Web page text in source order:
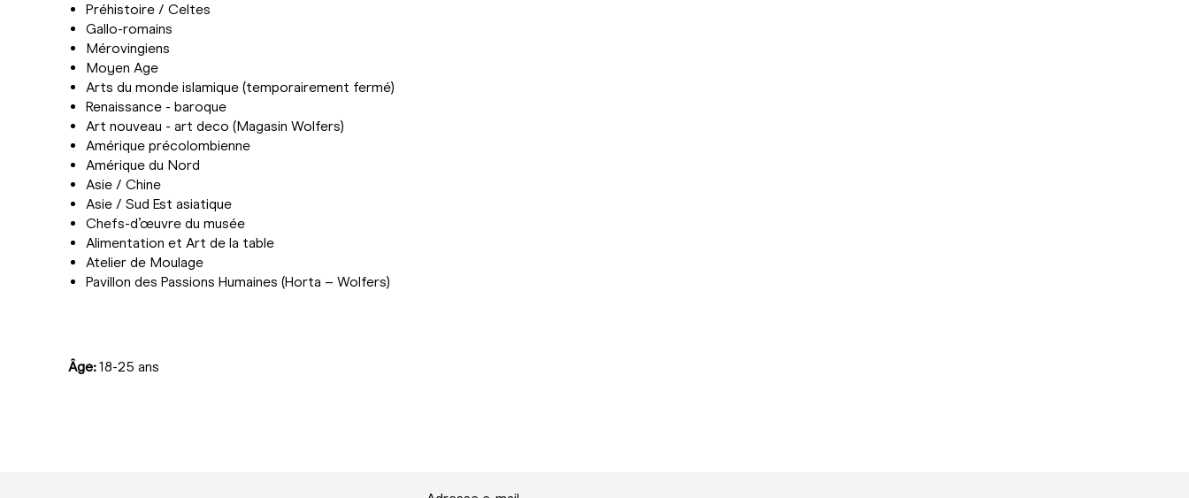
Préhistoire / Celtes
Gallo-romains
Mérovingiens
Moyen Age
Arts du monde islamique (temporairement fermé)
Renaissance - baroque
Art nouveau - art deco (Magasin Wolfers)
Amérique précolombienne
Amérique du Nord
Asie / Chine
Asie / Sud Est asiatique
Chefs-d’œuvre du musée
Alimentation et Art de la table
Atelier de Moulage
Pavillon des Passions Humaines (Horta – Wolfers)
Âge:18-25 ans